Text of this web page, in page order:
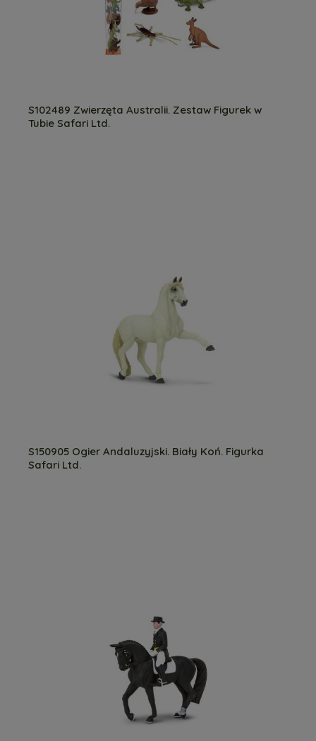
S102489 Zwierzęta Australii. Zestaw Figurek w
Tubie Safari Ltd.
S150905 Ogier Andaluzyjski. Biały Koń. Figurka
Safari Ltd.